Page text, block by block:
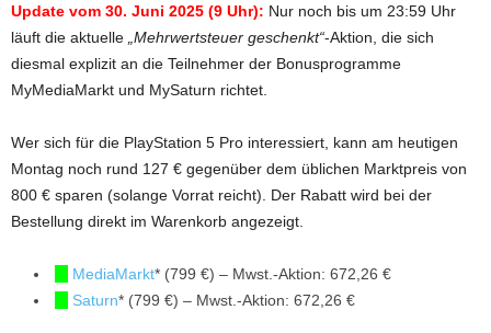
Update vom 30. Juni 2025 (9 Uhr): Nur noch bis um 23:59 Uhr
läuft die aktuelle „Mehrwertsteuer geschenkt“-Aktion, die sich
diesmal explizit an die Teilnehmer der Bonusprogramme
MyMediaMarkt und MySaturn richtet.
Wer sich für die PlayStation 5 Pro interessiert, kann am heutigen
Montag noch rund 127 € gegenüber dem üblichen Marktpreis von
800 € sparen (solange Vorrat reicht). Der Rabatt wird bei der
Bestellung direkt im Warenkorb angezeigt.
MediaMarkt* (799 €) – Mwst.-Aktion: 672,26 €
Saturn* (799 €) – Mwst.-Aktion: 672,26 €